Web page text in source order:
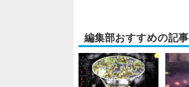
編集部おすすめの記事